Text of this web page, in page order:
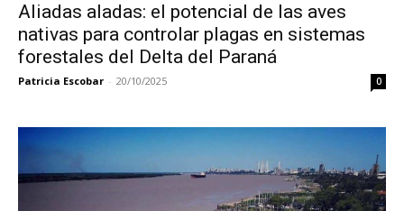
Aliadas aladas: el potencial de las aves
nativas para controlar plagas en sistemas
forestales del Delta del Paraná
Patricia Escobar - 20/10/2025 0